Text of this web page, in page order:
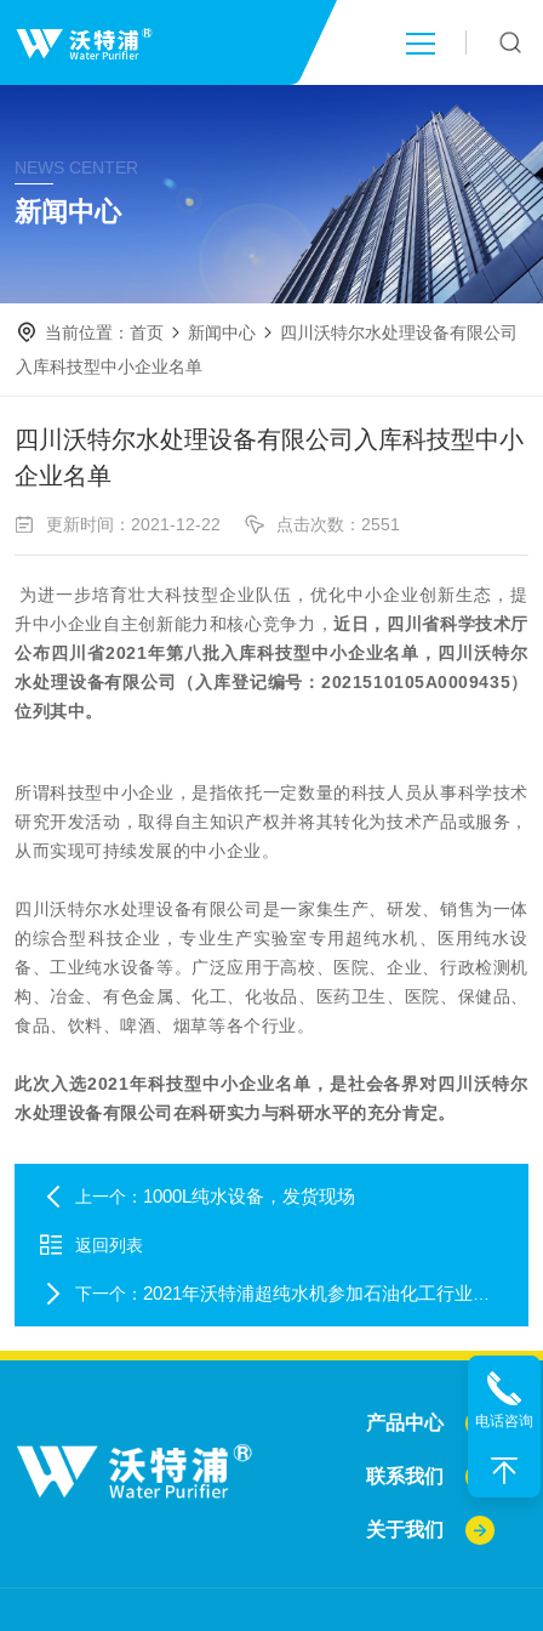
产品中心
新闻中心
联系我们
NEWS CENTER
新闻中心
当前位置：首页 新闻中心
四川沃特尔水处理设备有限公司
入库科技型中小企业名单
四川沃特尔水处理设备有限公司入库科技型中小
企业名单
更新时间：2021-12-22 点击次数：2551
为进一步培育壮大科技型企业队伍，优化中小企业创新生态，提
升中小企业自主创新能力和核心竞争力，近日，四川省科学技术厅
公布四川省2021年第八批入库科技型中小企业名单，四川沃特尔
水处理设备有限公司（入库登记编号：2021510105A0009435）
位列其中。
所谓科技型中小企业，是指依托一定数量的科技人员从事科学技术
研究开发活动，取得自主知识产权并将其转化为技术产品或服务，
从而实现可持续发展的中小企业。
四川沃特尔水处理设备有限公司是一家集生产、研发、销售为一体
的综合型科技企业，专业生产实验室专用超纯水机、医用纯水设
备、工业纯水设备等。广泛应用于高校、医院、企业、行政检测机
构、冶金、有色金属、化工、化妆品、医药卫生、医院、保健品、
食品、饮料、啤酒、烟草等各个行业。
此次入选2021年科技型中小企业名单，是社会各界对四川沃特尔
水处理设备有限公司在科研实力与科研水平的充分肯定。
上一个： 1000L纯水设备，发货现场
返回列表
下一个： 2021年沃特浦超纯水机参加石油化工行业仪器仪表技术交流会
产品中心
联系我们
关于我们
电话咨询